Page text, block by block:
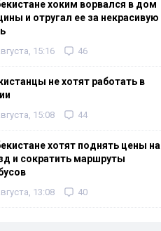
хоким ворвался в дом
и отругал ее за некрасивую
15:16 46
не хотят работать в
15:08 44
хотят поднять цены на
и сократить маршруты
13:08 40